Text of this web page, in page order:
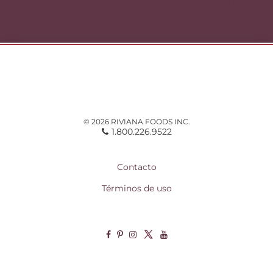
© 2026 RIVIANA FOODS INC.
1.800.226.9522
Contacto
Términos de uso